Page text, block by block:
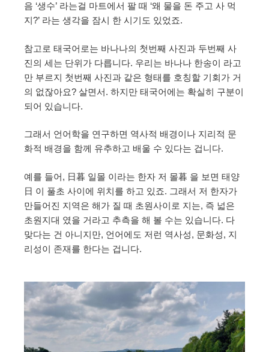
음 ‘생수’ 라는걸 마트에서 팔 때 ‘왜 물을 돈 주고 사 먹
지?’ 라는 생각을 잠시 한 시기도 있었죠.
참고로 태국어로는 바나나의 첫번째 사진과 두번째 사
진의 세는 단위가 다릅니다. 우리는 바나나 한송이 라고
만 부르지 첫번째 사진과 같은 형태를 호칭할 기회가 거
의 없잖아요? 살면서. 하지만 태국어에는 확실히 구분이
되어 있습니다.
그래서 언어학을 연구하면 역사적 배경이나 지리적 문
화적 배경을 함께 유추하고 배울 수 있다는 겁니다.
예를 들어, 日暮 일몰 이라는 한자 저 몰暮 을 보면 태양
日 이 풀초 사이에 위치를 하고 있죠. 그래서 저 한자가
만들어진 지역은 해가 질 때 초원사이로 지는, 즉 넓은
초원지대 였을 거라고 추측을 해 볼 수는 있습니다. 다
맞다는 건 아니지만, 언어에도 저런 역사성, 문화성, 지
리성이 존재를 한다는 겁니다.